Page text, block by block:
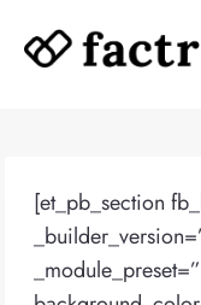
[et_pb_section